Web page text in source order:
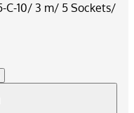
C-10/ 3 m/ 5 Sockets/